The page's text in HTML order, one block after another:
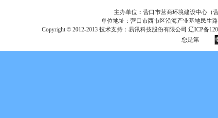
主办单位：营口市营商环境建设中心（
单位地址：营口市西市区沿海产业基地民生
Copyright © 2012-2013 技术支持：易讯科技股份有限公司 辽ICP备
您是第